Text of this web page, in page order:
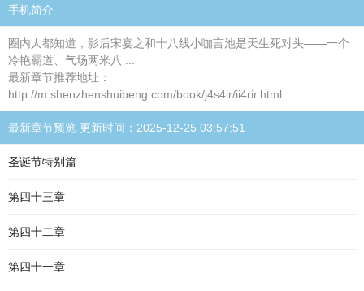
手机简介
圈内人都知道，影后宋宴之和十八线小咖言池是天生死对头——一个
冷艳霸道、气场两米八 ...
最新章节推荐地址：
http://m.shenzhenshuibeng.com/book/j4s4ir/ii4rir.html
最新章节预览 更新时间：2025-12-25 03:57:51
圣诞节特别篇
第四十三章
第四十二章
第四十一章